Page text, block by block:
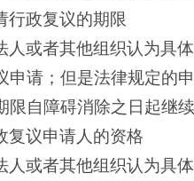
行政复议的期限
人或者其他组织认为具
申请；但是法律规定的
限自障碍消除之日起继
复议申请人的资格
人或者其他组织认为具